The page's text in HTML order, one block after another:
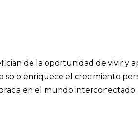
de la oportunidad de vivir y
enriquece el crecimiento
en el mundo interconectado